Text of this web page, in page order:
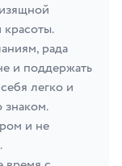
рада
и поддержать
легко и
и не